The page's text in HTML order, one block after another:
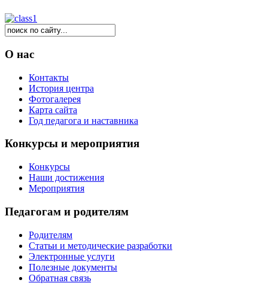
О нас
Контакты
История центра
Фотогалерея
Карта сайта
Год педагога и наставника
Конкурсы и мероприятия
Конкурсы
Наши достижения
Мероприятия
Педагогам и родителям
Родителям
Статьи и методические разработки
Электронные услуги
Полезные документы
Обратная связь